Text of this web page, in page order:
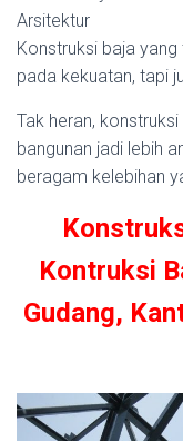
Arsitektur
Konstruksi baja
pada kekuatan, tapi
Tak heran,
bangunan jadi lebih
beragam kelebihan
Kontruksi
Gudang,